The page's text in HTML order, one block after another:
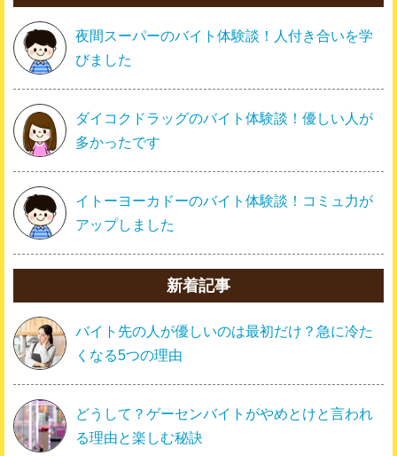
夜間スーパーのバイト体験談！人付き合いを学
びました
ダイコクドラッグのバイト体験談！優しい人が
多かったです
イトーヨーカドーのバイト体験談！コミュ力が
アップしました
新着記事
バイト先の人が優しいのは最初だけ？急に冷た
くなる5つの理由
どうして？ゲーセンバイトがやめとけと言われ
る理由と楽しむ秘訣